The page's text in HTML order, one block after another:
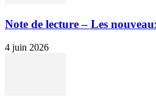
Note de lecture – Les
4 juin 2026